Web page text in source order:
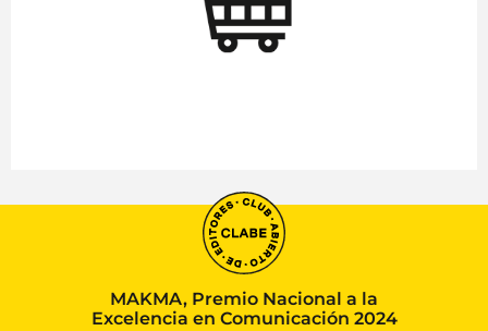
MAKMA, Premio Nacional a la
Excelencia en Comunicación 2024